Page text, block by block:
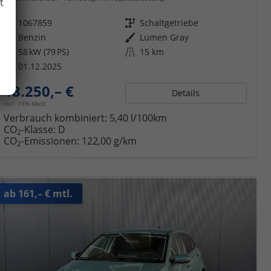
1067859 Getriebe Schaltgetriebe
Benzin Außenfarbe Lumen Gray
58 kW (79 PS) Kilometerstand 15 km
01.12.2025
18.250,– €
incl. 19% MwSt.
Details
Verbrauch kombiniert: 5,40 l/100km
CO2-Klasse: D
CO2-Emissionen: 122,00 g/km
ab 161,– € mtl.